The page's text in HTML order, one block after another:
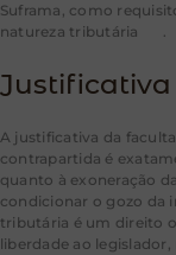
Suframa, como
natureza tributária
.
A justificativa da
contrapartida é
quanto à exoneração
condicionar o gozo da
tributária é um direito
liberdade ao